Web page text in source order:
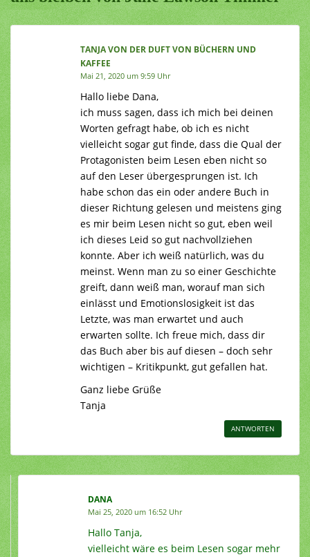
TANJA VON DER DUFT VON BÜCHERN UND
KAFFEE
Mai 21, 2020 um 9:59 Uhr
Hallo liebe Dana,
ich muss sagen, dass ich mich bei deinen
Worten gefragt habe, ob ich es nicht
vielleicht sogar gut finde, dass die Qual der
Protagonisten beim Lesen eben nicht so
auf den Leser übergesprungen ist. Ich
habe schon das ein oder andere Buch in
dieser Richtung gelesen und meistens ging
es mir beim Lesen nicht so gut, eben weil
ich dieses Leid so gut nachvollziehen
konnte. Aber ich weiß natürlich, was du
meinst. Wenn man zu so einer Geschichte
greift, dann weiß man, worauf man sich
einlässt und Emotionslosigkeit ist das
Letzte, was man erwartet und auch
erwarten sollte. Ich freue mich, dass dir
das Buch aber bis auf diesen – doch sehr
wichtigen – Kritikpunkt, gut gefallen hat.
Ganz liebe Grüße
Tanja
ANTWORTEN
DANA
Mai 25, 2020 um 16:52 Uhr
Hallo Tanja,
vielleicht wäre es beim Lesen sogar mehr